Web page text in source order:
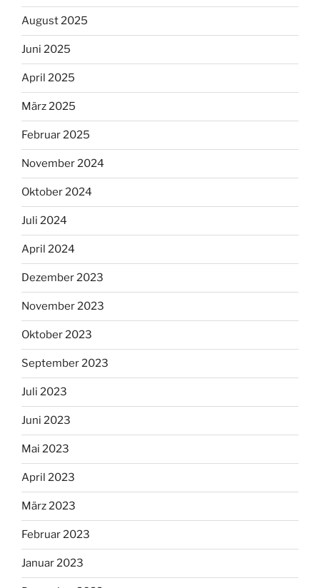
August 2025
Juni 2025
April 2025
März 2025
Februar 2025
November 2024
Oktober 2024
Juli 2024
April 2024
Dezember 2023
November 2023
Oktober 2023
September 2023
Juli 2023
Juni 2023
Mai 2023
April 2023
März 2023
Februar 2023
Januar 2023